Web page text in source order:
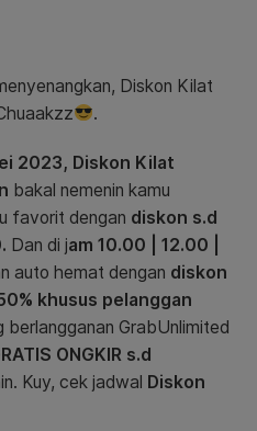
Diskon Kilat
.
2023, Diskon Kilat
bakal nemenin kamu
favorit dengan diskon s.d
Dan di jam 10.00 | 12.00 |
auto hemat dengan diskon
khusus pelanggan
berlangganan GrabUnlimited
ONGKIR s.d
Kuy, cek jadwal Diskon